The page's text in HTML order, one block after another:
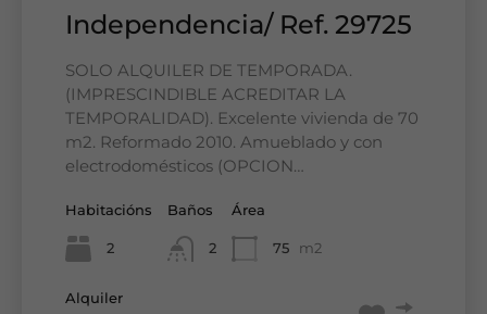
Independencia/ Ref. 29725
SOLO ALQUILER DE TEMPORADA.
(IMPRESCINDIBLE ACREDITAR LA
TEMPORALIDAD). Excelente vivienda de 70
m2. Reformado 2010. Amueblado y con
electrodomésticos (OPCION…
Habitacións
2
Baños
2
Área
75 m2
Alquiler
Plaza Europa (Hospitalet
Habitacións
2
Baños
2
Área
85 m2
Compra
Balears (Santa Coloma de
Habitacións
4
Baños
2
Área
90 m2
Compra
Planta Baja con terraza/
226.000€